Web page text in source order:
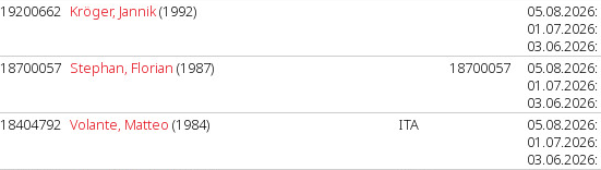
19200662 Kröger, Jannik(1992)
05.08.2026:
01.07.2026:
03.06.2026:
18700057 Stephan, Florian (1987) 18700057
05.08.2026:
01.07.2026:
03.06.2026:
18404792 Volante, Matteo (1984) ITA
05.08.2026:
01.07.2026:
03.06.2026: